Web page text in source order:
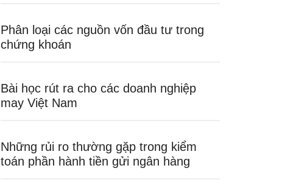
Phân loại các nguồn vốn đầu tư trong
chứng khoán
Bài học rút ra cho các doanh nghiệp
may Việt Nam
Những rủi ro thường gặp trong kiểm
toán phần hành tiền gửi ngân hàng